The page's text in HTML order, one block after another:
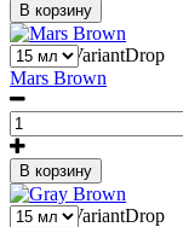
В корзину
1Liquid::VariantDrop
Mars Brown
В корзину
1Liquid::VariantDrop